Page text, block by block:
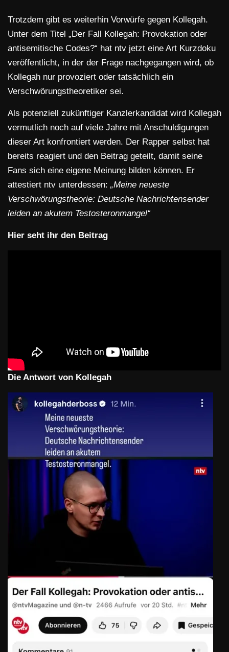
Trotzdem gibt es weiterhin Vorwürfe gegen Kollegah.
Unter dem Titel „Der Fall Kollegah: Provokation oder
antisemitische Codes?“ hat ntv jetzt eine Art Kurzdoku
veröffentlicht, in der der Frage nachgegangen wird, ob
Kollegah nur provoziert oder tatsächlich ein
Verschwörungstheoretiker sei.
Als potenziell zukünftiger Kanzlerkandidat wird Kollegah
vermutlich noch auf viele Jahre mit Anschuldigungen
dieser Art konfrontiert werden. Der Rapper selbst hat
bereits reagiert und den Beitrag geteilt, damit seine
Fans sich eine eigene Meinung bilden können. Er
attestiert ntv unterdessen: „Meine neueste
Verschwörungstheorie: Deutsche Nachrichtensender
leiden an akutem Testosteronmangel“
Hier seht ihr den Beitrag
Die Antwort von Kollegah